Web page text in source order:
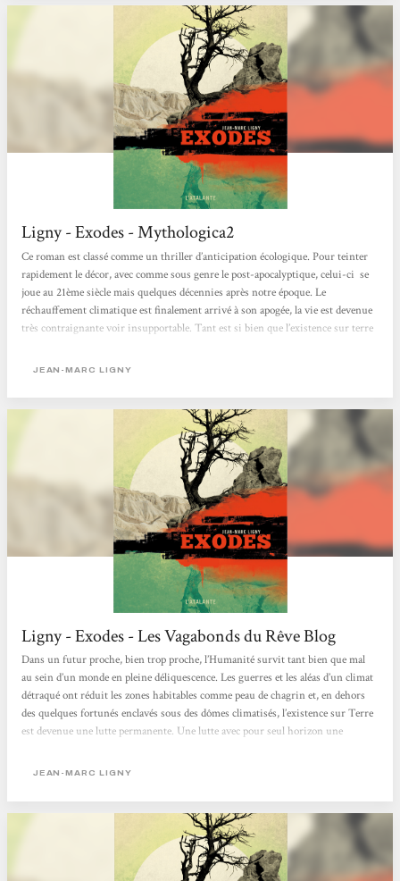
Ligny - Exodes - Mythologica2
Ce roman est classé comme un thriller d’anticipation écologique. Pour teinter
rapidement le décor, avec comme sous genre le post-apocalyptique, celui-ci se
joue au 21ème siècle mais quelques décennies après notre époque. Le
réchauffement climatique est finalement arrivé à son apogée, la vie est devenue
très contraignante voir insupportable. Tant est si bien que l’existence sur terre
finalement à l’agonie, l’homme est alors conscient de vivre dans sa...
JEAN-MARC LIGNY
Ligny - Exodes - Les Vagabonds du Rêve Blog
Dans un futur proche, bien trop proche, l’Humanité survit tant bien que mal
au sein d’un monde en pleine déliquescence. Les guerres et les aléas d’un climat
détraqué ont réduit les zones habitables comme peau de chagrin et, en dehors
des quelques fortunés enclavés sous des dômes climatisés, l’existence sur Terre
est devenue une lutte permanente. Une lutte avec pour seul horizon une
sursis avant une extinction que tous devinent inéluctable. Exodes nous offre le
JEAN-MARC LIGNY